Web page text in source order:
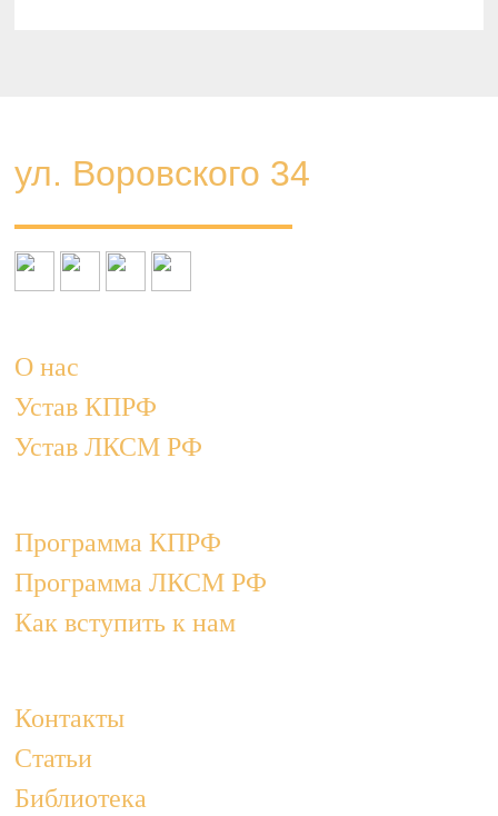
ул. Воровского 34
О нас
Устав КПРФ
Устав ЛКСМ РФ
Программа КПРФ
Программа ЛКСМ РФ
Как вступить к нам
Контакты
Статьи
Библиотека